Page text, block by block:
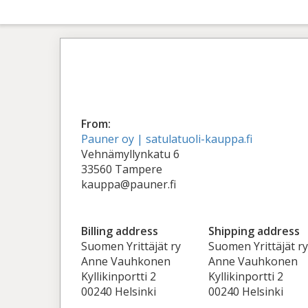
From:
Pauner oy | satulatuoli-kauppa.fi
Vehnämyllynkatu 6
33560 Tampere
kauppa@pauner.fi
Billing address
Suomen Yrittäjät ry
Anne Vauhkonen
Kyllikinportti 2
00240 Helsinki
Shipping address
Suomen Yrittäjät ry
Anne Vauhkonen
Kyllikinportti 2
00240 Helsinki